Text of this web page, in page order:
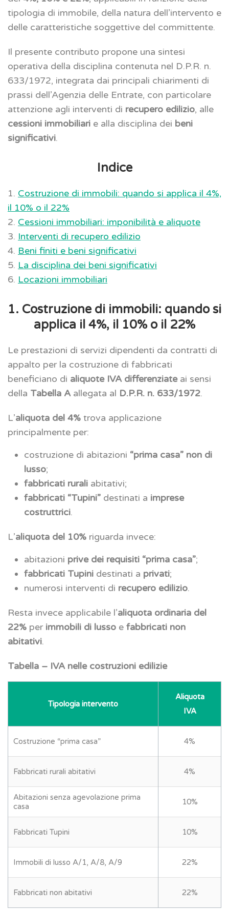
tipologia di immobile, della natura dell’intervento e
delle caratteristiche soggettive del committente.
Il presente contributo propone una sintesi
operativa della disciplina contenuta nel D.P.R. n.
633/1972, integrata dai principali chiarimenti di
prassi dell’Agenzia delle Entrate, con particolare
attenzione agli interventi di recupero edilizio, alle
cessioni immobiliari e alla disciplina dei beni
significativi.
Indice
1. Costruzione di immobili: quando si applica il 4%,
il 10% o il 22%
2. Cessioni immobiliari: imponibilità e aliquote
3. Interventi di recupero edilizio
4. Beni finiti e beni significativi
5. La disciplina dei beni significativi
6. Locazioni immobiliari
1. Costruzione di immobili: quando si
applica il 4%, il 10% o il 22%
Le prestazioni di servizi dipendenti da contratti di
appalto per la costruzione di fabbricati
beneficiano di aliquote IVA differenziateai sensi
della Tabella A allegata al D.P.R. n. 633/1972.
L’aliquota del 4% trova applicazione
principalmente per:
costruzione di abitazioni “prima casa” non di
lusso;
fabbricati rurali abitativi;
fabbricati “Tupini” destinati a imprese
costruttrici.
L’aliquota del 10% riguarda invece:
abitazioni prive dei requisiti “prima casa”;
fabbricati Tupini destinati a privati;
numerosi interventi di recupero edilizio.
Resta invece applicabile l’aliquota ordinaria del
22% per immobili di lusso e fabbricati non
abitativi.
Tabella – IVA nelle costruzioni edilizie
Tipologia intervento
Aliquota
IVA
Costruzione “prima casa” 4%
Fabbricati rurali abitativi 4%
Abitazioni senza agevolazione prima
casa
10%
Fabbricati Tupini 10%
Immobili di lusso A/1, A/8, A/9 22%
Fabbricati non abitativi 22%